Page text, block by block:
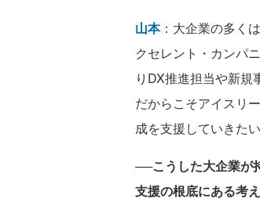
山本：大企業の多く
クセレント・カンパ
りDX推進担当や新規
だからこそアイスリ
成を支援していきた
──こうした大企業が
支援の根底にある考